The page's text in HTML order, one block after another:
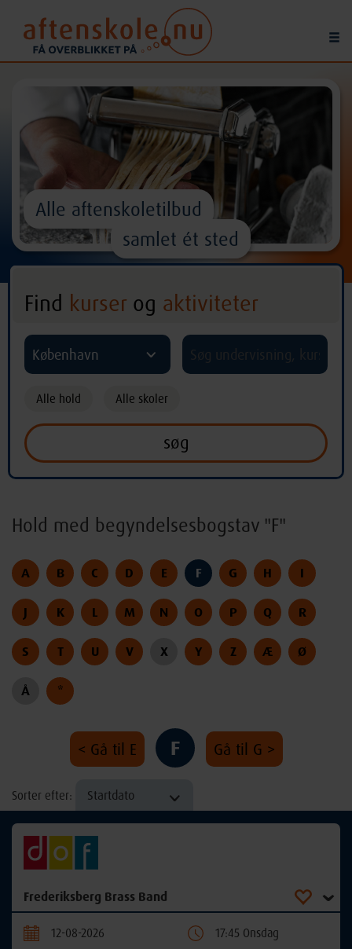
Alle aftenskoletilbud
samlet ét sted
Find kurser og aktiviteter
København ^
Alle hold Alle skoler
Hold med begyndelsesbogstav "F"
A B C D E F G H I
J K L M N O P Q R
S T U V X Y Z Æ Ø
Å *
< Gå til E F Gå til G >
Sorter efter: Startdato
Frederiksberg Brass Band
12-08-2026 17:45 Onsdag